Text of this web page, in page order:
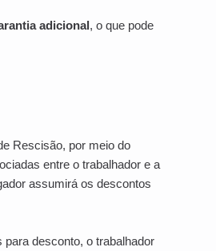
adicional, o que pode
Rescisão, por meio do
entre o trabalhador e a
assumirá os descontos
desconto, o trabalhador